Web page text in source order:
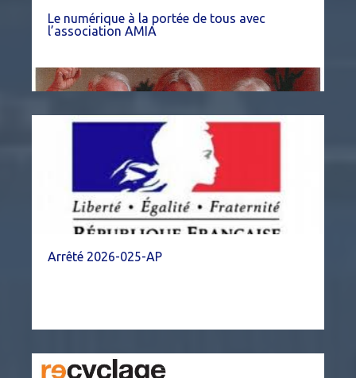
Le numérique à la portée de tous avec
l’association AMIA
Arrêté 2026-025-AP